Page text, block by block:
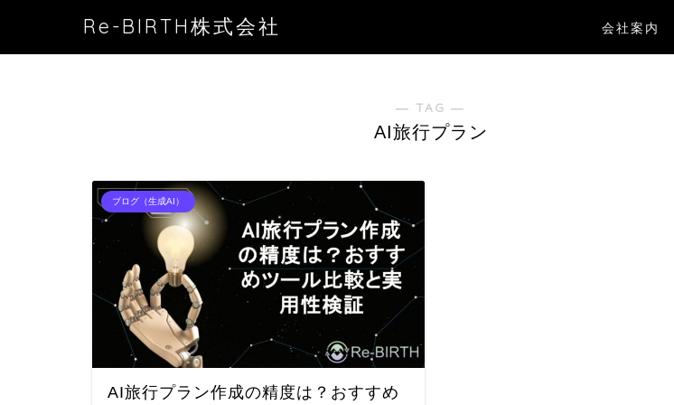
Re-BIRTH株式会社 会社案内
― TAG ―
AI旅行プラン
ブログ（生成AI）
AI旅行プラン作成の精度は？おすすめ